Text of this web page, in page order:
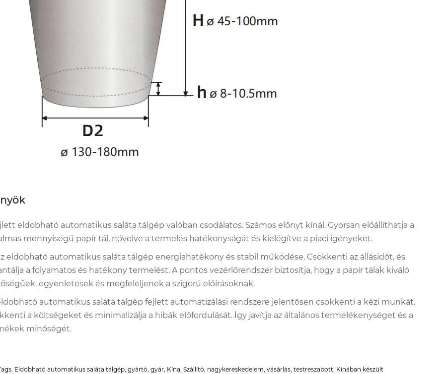
eldobható automatikus saláta tálgép valóban csodálatos. Számos előnyt kínál. Gyorsan előállíthatja a
mennyiségű papír tál, növelve a termelés hatékonyságát és kielégítve a piaci igényeket.
eldobható automatikus saláta tálgép energiahatékony és stabil működése. Csökkenti az állásidőt, és
a folyamatos és hatékony termelést. A pontos vezérlőrendszer biztosítja, hogy a papír tálak kiváló
egyenletesek és megfeleljenek a szigorú előírásoknak.
automatikus saláta tálgép fejlett automatizálási rendszere jelentősen csökkenti a kézi munkát.
a költségeket és minimalizálja a hibák előfordulását. Így javítja az általános termelékenységet és a
minőségét.
Eldobható automatikus saláta tálgép, gyártó, gyár, Kína, Szállító, nagykereskedelem, vásárlás, testreszabott, Kínában készült